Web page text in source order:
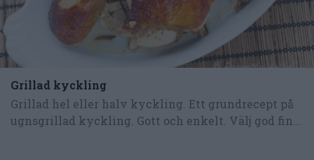
Grillad kyckling
Grillad hel eller halv kyckling. Ett grundrecept på
ugnsgrillad kyckling. Gott och enkelt. Välj god fin...